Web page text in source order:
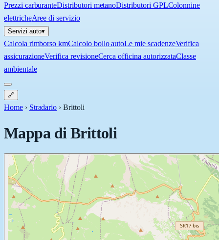
Prezzi carburanteDistributori metanoDistributori GPLColonnine
elettricheAree di servizio
Servizi auto▾
Calcola rimborso kmCalcolo bollo autoLe mie scadenzeVerifica
assicurazioneVerifica revisioneCerca officina autorizzataClasse
ambientale
🔗
Home › Stradario ›Brittoli
Mappa diBrittoli